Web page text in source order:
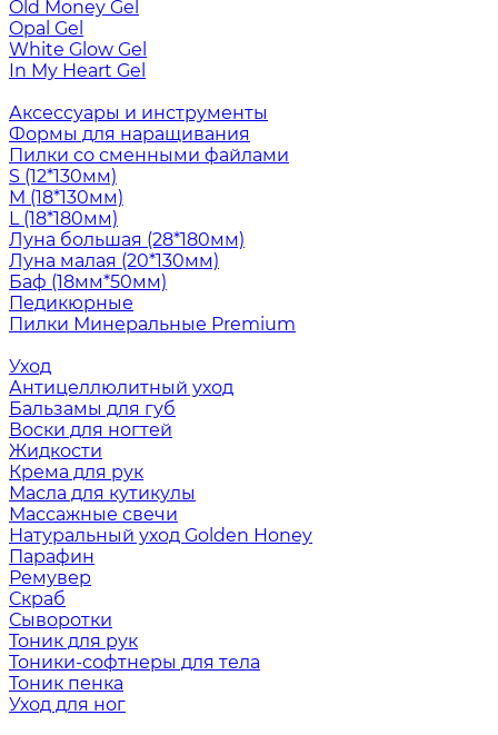
Old Money Gel
Opal Gel
White Glow Gel
In My Heart Gel
Аксессуары и инструменты
Формы для наращивания
Пилки со сменными файлами
S (12*130мм)
M (18*130мм)
L (18*180мм)
Луна большая (28*180мм)
Луна малая (20*130мм)
Баф (18мм*50мм)
Педикюрные
Пилки Минеральные Premium
Уход
Антицеллюлитный уход
Бальзамы для губ
Воски для ногтей
Жидкости
Крема для рук
Масла для кутикулы
Массажные свечи
Натуральный уход Golden Honey
Парафин
Ремувер
Скраб
Сыворотки
Тоник для рук
Тоники-софтнеры для тела
Тоник пенка
Уход для ног